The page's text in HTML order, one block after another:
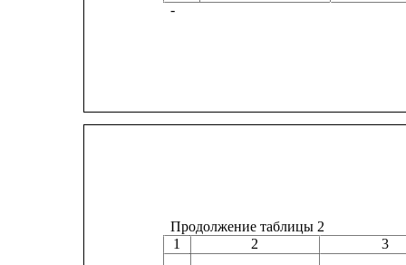
-
Продолжение таблицы 2
1
2
3